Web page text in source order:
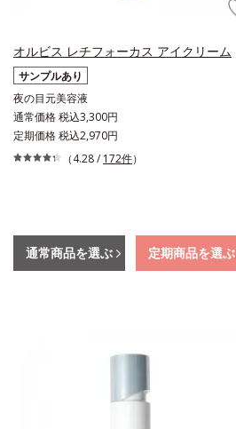
オルビス レチフォーカス アイクリーム
サンプルあり
夜の目元美容液
通常価格 税込3,300円
定期価格 税込2,970円
（4.28 / 172件）
通常商品を選ぶ 定期商品を選ぶ